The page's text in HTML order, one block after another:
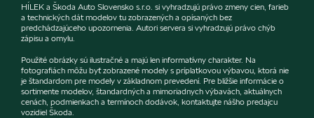
HÍLEK a Škoda Auto Slovensko s.r.o. si vyhradzujú právo zmeny cien, farieb
a technických dát modelov tu zobrazených a opísaných bez
predchádzajúceho upozornenia. Autori servera si vyhradzujú právo chýb
zápisu a omylu.
Použité obrázky sú ilustračné a majú len informatívny charakter. Na
fotografiách môžu byť zobrazené modely s príplatkovou výbavou, ktorá nie
je štandardom pre modely v základnom prevedení. Pre bližšie informácie o
sortimente modelov, štandardných a mimoriadnych výbavách, aktuálnych
cenách, podmienkach a termínoch dodávok, kontaktujte nášho predajcu
vozidiel Škoda.